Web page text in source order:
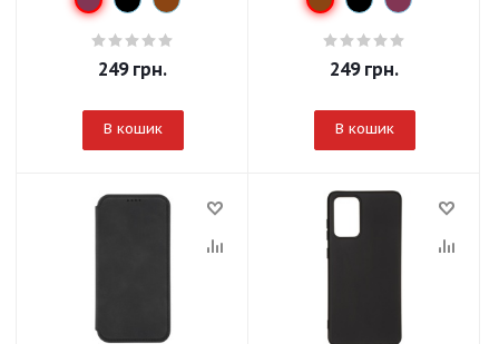
249грн.
В кошик
249грн.
В кошик